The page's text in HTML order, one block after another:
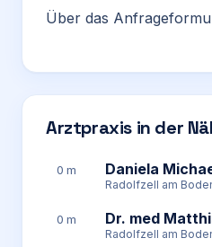
Über das
Arztpraxis in der
0 m Daniela
Radolfzell am
0 m Dr. med
Radolfzell am